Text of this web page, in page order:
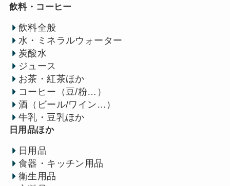
飲料・コーヒー
飲料全般
水・ミネラルウォーター
炭酸水
ジュース
お茶・紅茶ほか
コーヒー（豆/粉…）
酒（ビール/ワイン…）
牛乳・豆乳ほか
日用品ほか
日用品
食器・キッチン用品
衛生用品